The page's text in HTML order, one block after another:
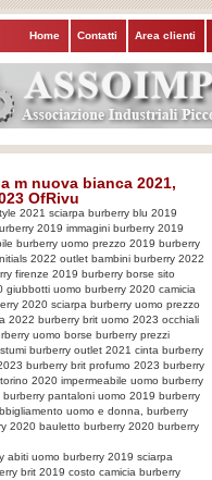
Home Contatti Area clienti
m nuova bianca 2021,
OfRivu
2021 sciarpa burberry blu 2019
2019 immagini burberry 2019
burberry uomo prezzo 2019 burberry
2022 outlet bambini burberry 2022
firenze 2019 burberry borse sito
uomo burberry 2020 camicia
2020 sciarpa burberry uomo prezzo
2022 burberry brit uomo 2023 occhiali
uomo borse burberry prezzi
burberry outlet 2021 cinta burberry
burberry brit profumo 2023 burberry
2020 impermeabile uomo burberry
pantaloni uomo 2019 burberry
uomo e donna, burberry
2020 bauletto burberry 2020 burberry
abiti uomo burberry 2019 sciarpa
brit 2019 costo camicia burberry